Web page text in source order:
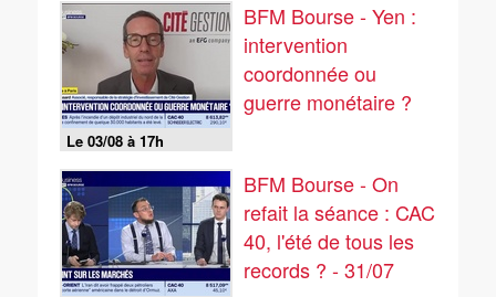
Le 03/08 à 17h
BFM Bourse - Yen :
intervention
coordonnée ou
guerre monétaire ?
BFM Bourse - On
refait la séance : CAC
40, l'été de tous les
records ? - 31/07